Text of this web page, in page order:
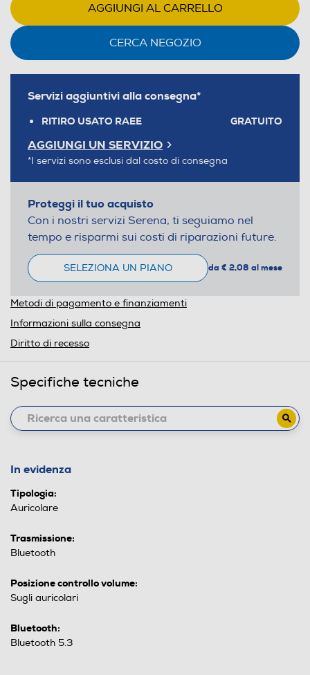
AGGIUNGI AL CARRELLO
CERCA NEGOZIO
Servizi aggiuntivi alla consegna*
RITIRO USATO RAEE GRATUITO
AGGIUNGI UN SERVIZIO
*I servizi sono esclusi dal costo di consegna
Proteggi il tuo acquisto
Con i nostri servizi Serena, ti seguiamo nel
tempo e risparmi sui costi di riparazioni future.
SELEZIONA UN PIANO da € 2,08 al mese
Metodi di pagamento e finanziamenti
Informazioni sulla consegna
Diritto di recesso
Specifiche tecniche
In evidenza
Tipologia:
Auricolare
Trasmissione:
Bluetooth
Posizione controllo volume:
Sugli auricolari
Bluetooth:
Bluetooth 5.3